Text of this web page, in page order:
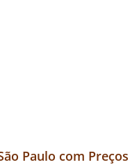
Paulo com Preços